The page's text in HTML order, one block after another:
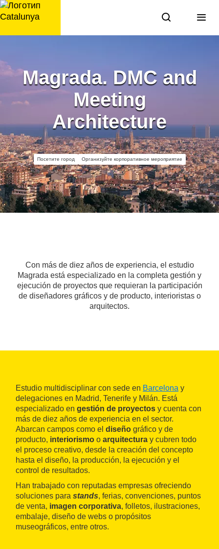
перейти
к
Magrada. DMC and
Meeting
Architecture
Посетите город Организуйте корпоративное мероприятие
Con más de diez años de experiencia, el estudio
Magrada está especializado en la completa gestión y
ejecución de proyectos que requieran la participación
de diseñadores gráficos y de producto, interioristas o
arquitectos.
Estudio multidisciplinar con sede en Barcelona y
delegaciones en Madrid, Tenerife y Milán. Está
especializado en gestión de proyectos y cuenta con
más de diez años de experiencia en el sector.
Abarcan campos como el diseño gráfico y de
producto, interiorismo o arquitectura y cubren todo
el proceso creativo, desde la creación del concepto
hasta el diseño, la producción, la ejecución y el
control de resultados.
Han trabajado con reputadas empresas ofreciendo
soluciones para stands, ferias, convenciones, puntos
de venta, imagen corporativa, folletos, ilustraciones,
embalaje, diseño de webs o propósitos
museográficos, entre otros.